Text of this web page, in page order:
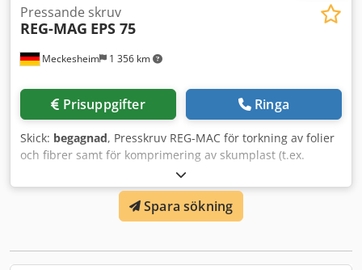
Meckesheim 1 356 km
Pressande skruv
REG-MAG EPS 75
Prisuppgifter Ringa
Skick: begagnad, Presskruv REG-MAC för torkning av folier
och fibrer samt för komprimering av skumplast (t.ex.
frigolit, EPS) Drivmotor 55 kW Codpfx Afozmdcmspsrf
Spara sökning